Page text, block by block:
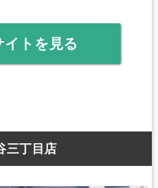
イトを見る
三丁目店